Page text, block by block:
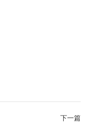
下一篇